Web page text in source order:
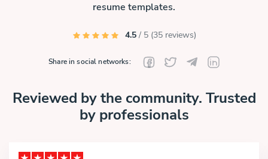
resume templates.
4.5/ 5 (35 reviews)
Share in social networks:
Reviewed by the community. Trusted
by professionals